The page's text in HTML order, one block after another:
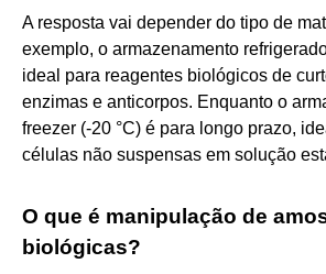
A resposta vai depender do tipo de
exemplo, o armazenamento
ideal para reagentes biológicos de
enzimas e anticorpos. Enquanto o
freezer (-20 °C) é para longo prazo,
células não suspensas em solução
O que é manipulação de
biológicas?